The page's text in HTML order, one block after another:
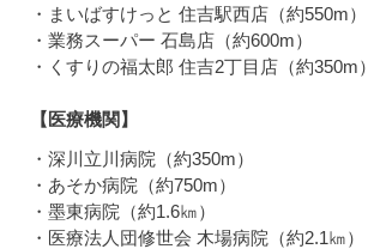
・まいばすけっと 住吉駅西店（約550m）
・業務スーパー 石島店（約600m）
・くすりの福太郎 住吉2丁目店（約350m）
【医療機関】
・深川立川病院（約350m）
・あそか病院（約750m）
・墨東病院（約1.6㎞）
・医療法人団修世会 木場病院（約2.1㎞）